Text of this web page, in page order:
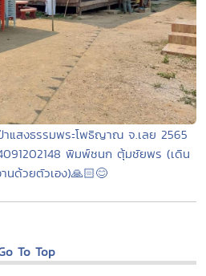
สงธรรมพระโพธิญาณ จ.เลย 2565
พิมพ์ชนก ตุ้มชัยพร (เดิน
านด้วยตัวเอง)🙏🏻😊
To Top